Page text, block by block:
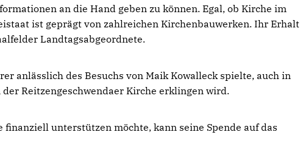
an die Hand geben zu können. Egal, ob Kirche im
ist geprägt von zahlreichen Kirchenbauwerken. Ihr Erhalt
Landtagsabgeordnete.
anlässlich des Besuchs von Maik Kowalleck spielte, auch in
Reitzengeschwendaer Kirche erklingen wird.
unterstützen möchte, kann seine Spende auf das